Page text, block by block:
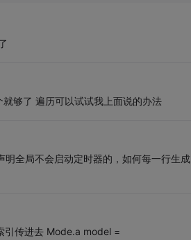
够了 遍历可以试试我上面说的办法
全局不会启动定时器的，如何每一行生成
引传进去 Mode.a model =